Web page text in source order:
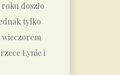
doszło
tylko
wieczorem
Łynie i